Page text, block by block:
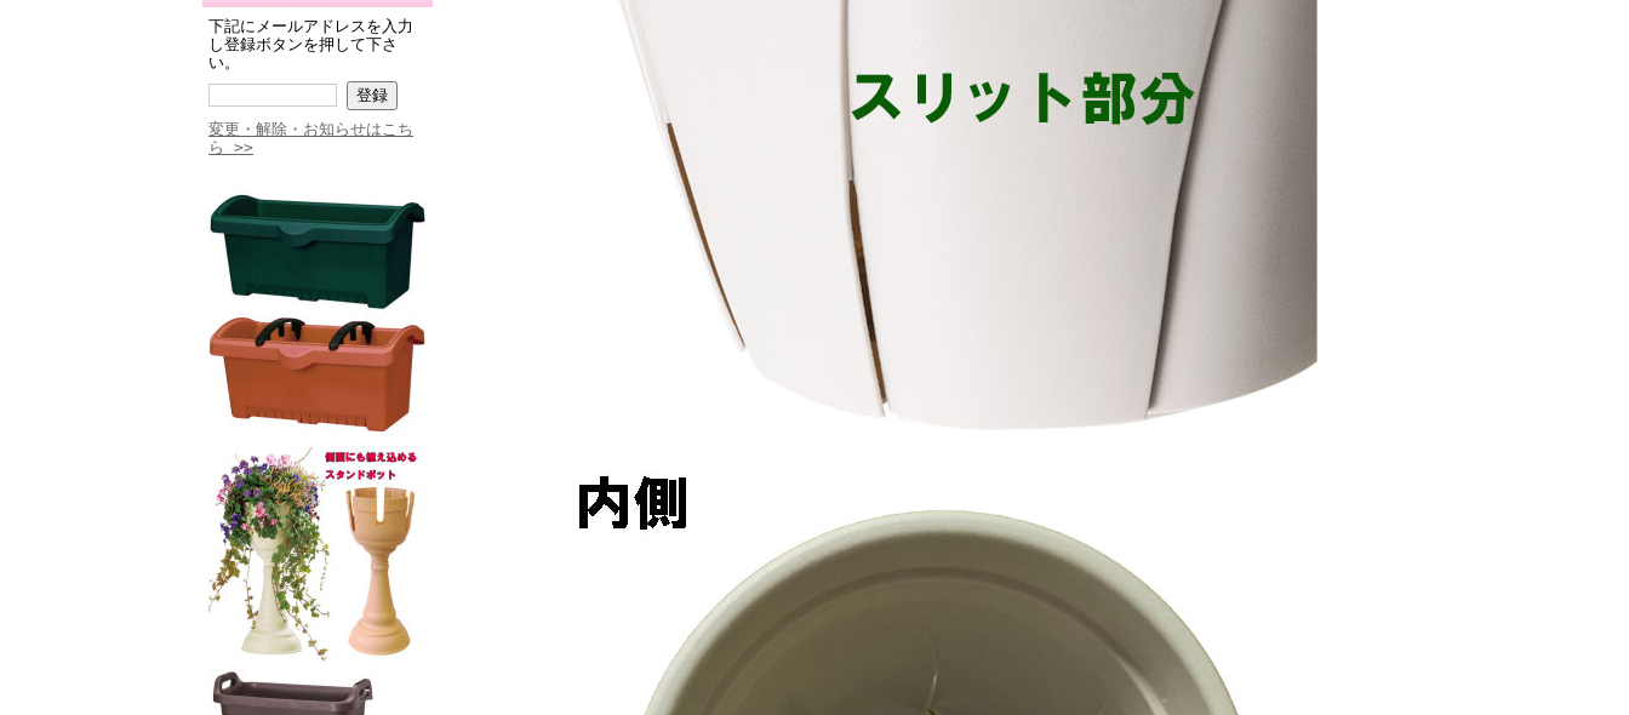
下記にメールアドレスを入力
し登録ボタンを押して下さ
い。
変更・解除・お知らせはこち
ら >>